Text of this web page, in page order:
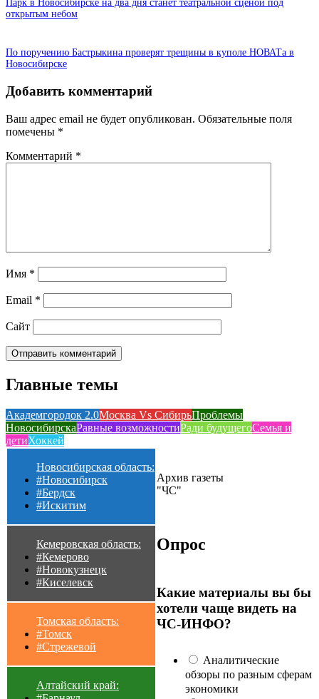
Парк в Новосибирске на два дня станет театральной сценой под
открытым небом
По поручению Бастрыкина проверят трещины в куполе НОВАТа в
Новосибирске
Добавить комментарий
Ваш адрес email не будет опубликован. Обязательные поля
помечены *
Комментарий *
Имя *
Email *
Сайт
Главные темы
Академгородок 2.0Москва Vs СибирьПроблемы
НовосибирскаРавные возможностиРади будущегоСемья и
детиХоккей
Новосибирская область:
#Новосибирск
#Бердск
#Искитим
Кемеровская область:
#Кемерово
#Новокузнецк
#Киселевск
Томская область:
#Томск
#Стрежевой
Алтайский край:
Архив газеты
"ЧС"
Опрос
Какие материалы вы бы
хотели чаще видеть на
ЧС-ИНФО?
Аналитические
обзоры по разным сферам
экономики